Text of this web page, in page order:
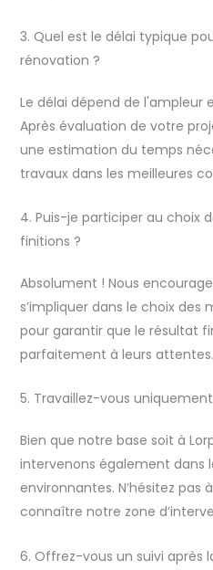
3. Quel est le délai typique
rénovation ?
Le délai dépend de l'ampleur
Après évaluation de votre
une estimation du temps
travaux dans les meilleures
4. Puis-je participer au choix
finitions ?
Absolument ! Nous
s’impliquer dans le choix
pour garantir que le résultat
parfaitement à leurs attentes.
5. Travaillez-vous
Bien que notre base soit à
intervenons également dans
environnantes. N’hésitez
connaître notre zone
6. Offrez-vous un suivi après